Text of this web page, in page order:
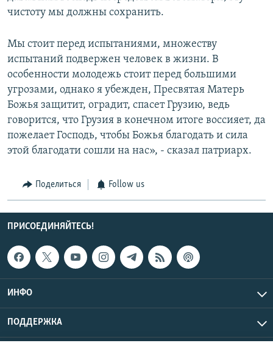
чистоту мы должны сохранить.
Мы стоит перед испытаниями, множеству
испытаний подвержен человек в жизни. В
особенности молодежь стоит перед большими
угрозами, однако я убежден, Пресвятая Матерь
Божья защитит, оградит, спасет Грузию, ведь
говорится, что Грузия в конечном итоге воссияет, да
пожелает Господь, чтобы Божья благодать и сила
этой благодати сошли на нас», - сказал патриарх.
Поделиться Follow us
ПРИСОЕДИНЯЙТЕСЬ!
ИНФО
ПОДДЕРЖКА